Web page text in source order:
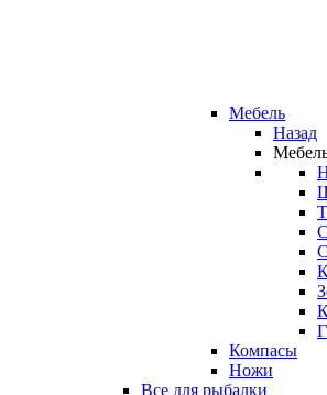
Мебель
Назад
Компасы
Ножи
Все для рыбалки